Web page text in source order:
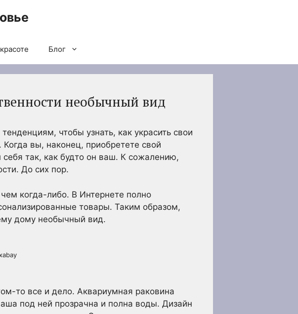
Блог
необычный вид
чтобы узнать, как украсить свои
вы, наконец, приобретете свой
так, как будто он ваш. К сожалению,
До сих пор.
когда-либо. В Интернете полно
товары. Таким образом,
дому необычный вид.
то все и дело. Аквариумная раковина
под ней прозрачна и полна воды. Дизайн